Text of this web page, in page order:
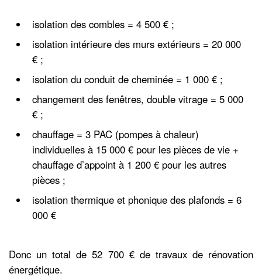
isolation des combles = 4 500 € ;
isolation intérieure des murs extérieurs = 20 000
€ ;
isolation du conduit de cheminée = 1 000 € ;
changement des fenêtres, double vitrage = 5 000
€ ;
chauffage = 3 PAC (pompes à chaleur)
individuelles à 15 000 € pour les pièces de vie +
chauffage d’appoint à 1 200 € pour les autres
pièces ;
isolation thermique et phonique des plafonds = 6
000 €
Donc un total de 52 700 € de travaux de rénovation
énergétique.